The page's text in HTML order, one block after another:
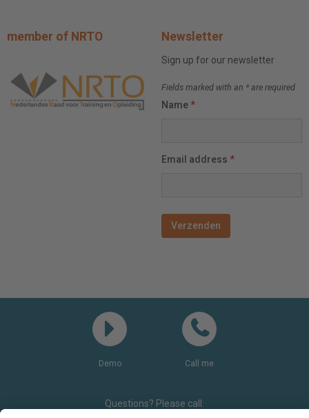
member of NRTO Newsletter
Sign up for our newsletter
Fields marked with an *are required
Name *
Email address *
Demo Call me
Questions? Please call: